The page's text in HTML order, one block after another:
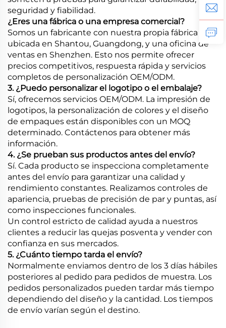
seguridad y fiabilidad.
¿Eres una fábrica o una empresa comercial?
Somos un fabricante con nuestra propia fábrica
ubicada en Shantou, Guangdong, y una oficina de
ventas en Shenzhen. Esto nos permite ofrecer
precios competitivos, respuesta rápida y servicios
completos de personalización OEM/ODM.
3. ¿Puedo personalizar el logotipo o el embalaje?
Sí, ofrecemos servicios OEM/ODM. La impresión de
logotipos, la personalización de colores y el diseño
de empaques están disponibles con un MOQ
determinado. Contáctenos para obtener más
información.
4. ¿Se prueban sus productos antes del envío?
Sí. Cada producto se inspecciona completamente
antes del envío para garantizar una calidad y
rendimiento constantes. Realizamos controles de
apariencia, pruebas de precisión de par y puntas, así
como inspecciones funcionales.
Un control estricto de calidad ayuda a nuestros
clientes a reducir las quejas posventa y vender con
confianza en sus mercados.
5. ¿Cuánto tiempo tarda el envío?
Normalmente enviamos dentro de los 3 días hábiles
posteriores al pedido para pedidos de muestra. Los
pedidos personalizados pueden tardar más tiempo
dependiendo del diseño y la cantidad. Los tiempos
de envío varían según el destino.